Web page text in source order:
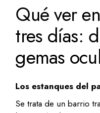
Qué ver
tres días:
gemas
Los estanques del
Se trata de un barrio